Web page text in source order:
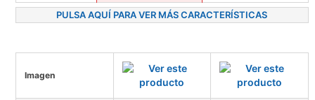
PULSA AQUÍ PARA VER MÁS CARACTERÍSTICAS
Imagen